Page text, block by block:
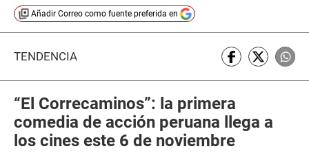
Añadir Correo como fuente preferida en
TENDENCIA
“El Correcaminos”: la primera
comedia de acción peruana llega a
los cines este 6 de noviembre